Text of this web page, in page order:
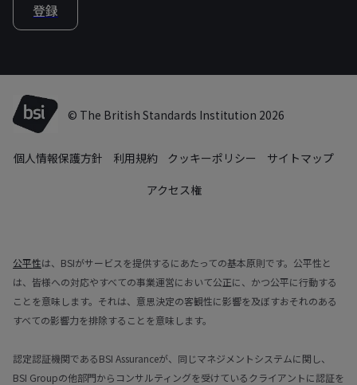
登録
© The British Standards Institution 2026
個人情報保護方針 利用規約 クッキーポリシー
サイトマップ
アクセス権
公平性は、BSIがサービスを提供するにあたっての基本原則です。公平性と
は、皆様への対応やすべての事業運営において公正に、かつ公平に行動する
ことを意味します。それは、意思決定の客観性に影響を及ぼすおそれのある
すべての影響力を排除することを意味します。
認定認証機関であるBSI Assuranceが、同じマネジメントシステムに関し、
BSI Groupの他部門からコンサルティングを受けているクライアントに認証を